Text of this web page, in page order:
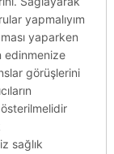
yapmalıyım
yaparken
edinmenize
görüşlerini
sağlık